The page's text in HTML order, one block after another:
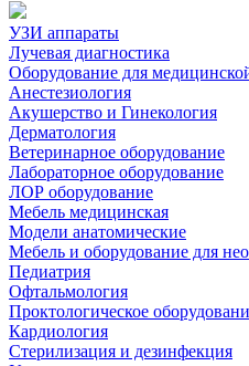
УЗИ аппараты
Лучевая диагностика
Оборудование для
Анестезиология
Акушерство и Гинекология
Дерматология
Ветеринарное оборудование
Лабораторное оборудование
ЛОР оборудование
Мебель медицинская
Модели анатомические
Мебель и оборудование для
Педиатрия
Офтальмология
Проктологическое
Кардиология
Стерилизация и дезинфекция